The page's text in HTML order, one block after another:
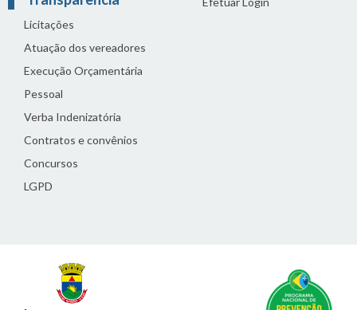
Licitações
Atuação dos vereadores
Execução Orçamentária
Pessoal
Verba Indenizatória
Contratos e convênios
Concursos
LGPD